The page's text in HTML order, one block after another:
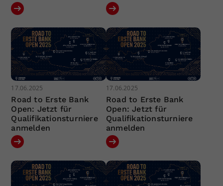
17.06.2025
Road to Erste Bank
Open: Jetzt für
Qualifikationsturniere
anmelden
17.06.2025
Road to Erste Bank
Open: Jetzt für
Qualifikationsturniere
anmelden